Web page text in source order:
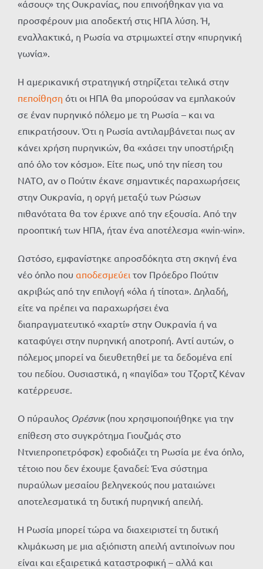
«άσους» της Ουκρανίας, που επινοήθηκαν για να
προσφέρουν μια αποδεκτή στις ΗΠΑ λύση. Ή,
εναλλακτικά, η Ρωσία να στριμωχτεί στην «πυρηνική
γωνία».
Η αμερικανική στρατηγική στηρίζεται τελικά στην
πεποίθηση ότι οι ΗΠΑ θα μπορούσαν να εμπλακούν
σε έναν πυρηνικό πόλεμο με τη Ρωσία – και να
επικρατήσουν. Ότι η Ρωσία αντιλαμβάνεται πως αν
κάνει χρήση πυρηνικών, θα «χάσει την υποστήριξη
από όλο τον κόσμο». Είτε πως, υπό την πίεση του
ΝΑΤΟ, αν ο Πούτιν έκανε σημαντικές παραχωρήσεις
στην Ουκρανία, η οργή μεταξύ των Ρώσων
πιθανότατα θα τον έριχνε από την εξουσία. Από την
προοπτική των ΗΠΑ, ήταν ένα αποτέλεσμα «win-win».
Ωστόσο, εμφανίστηκε απροσδόκητα στη σκηνή ένα
νέο όπλο που αποδεσμεύει τον Πρόεδρο Πούτιν
ακριβώς από την επιλογή «όλα ή τίποτα». Δηλαδή,
είτε να πρέπει να παραχωρήσει ένα
διαπραγματευτικό «χαρτί» στην Ουκρανία ή να
καταφύγει στην πυρηνική αποτροπή. Αντί αυτών, ο
πόλεμος μπορεί να διευθετηθεί με τα δεδομένα επί
του πεδίου. Ουσιαστικά, η «παγίδα» του Τζορτζ Κέναν
κατέρρευσε.
Ο πύραυλος Ορέσνικ(που χρησιμοποιήθηκε για την
επίθεση στο συγκρότημα Γιουζμάς στο
Ντνιεπροπετρόφσκ) εφοδιάζει τη Ρωσία με ένα όπλο,
τέτοιο που δεν έχουμε ξαναδεί: Ένα σύστημα
πυραύλων μεσαίου βεληνεκούς που ματαιώνει
αποτελεσματικά τη δυτική πυρηνική απειλή.
Η Ρωσία μπορεί τώρα να διαχειριστεί τη δυτική
κλιμάκωση με μια αξιόπιστη απειλή αντιποίνων που
είναι και εξαιρετικά καταστροφική – αλλά και